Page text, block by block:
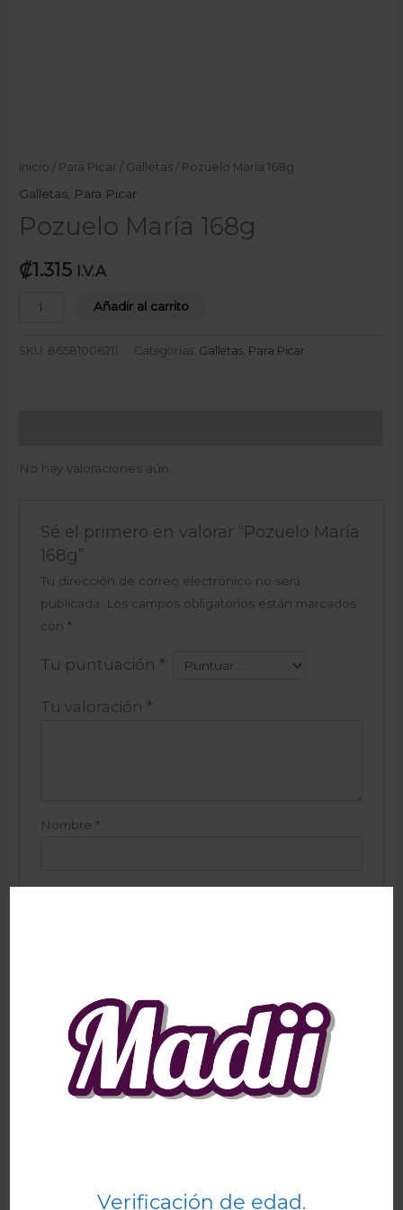
Verificación de edad.
Inicio / Para Picar / Galletas / Pozuelo María 168g
Galletas Para Picar
Pozuelo María 168g
₡1.315 I.V.A
Añadir al carrito
SKU: 86581006211 Categorías: Galletas Para Picar
No hay valoraciones aún.
Sé el primero en valorar “Pozuelo María
168g”
Tu dirección de correo electrónico no será
publicada.
Los campos obligatorios están marcados
con *
Tu puntuación *
Tu valoración *
Nombre *
Granuts Party Mix 200g